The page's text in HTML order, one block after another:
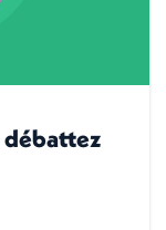
débattez